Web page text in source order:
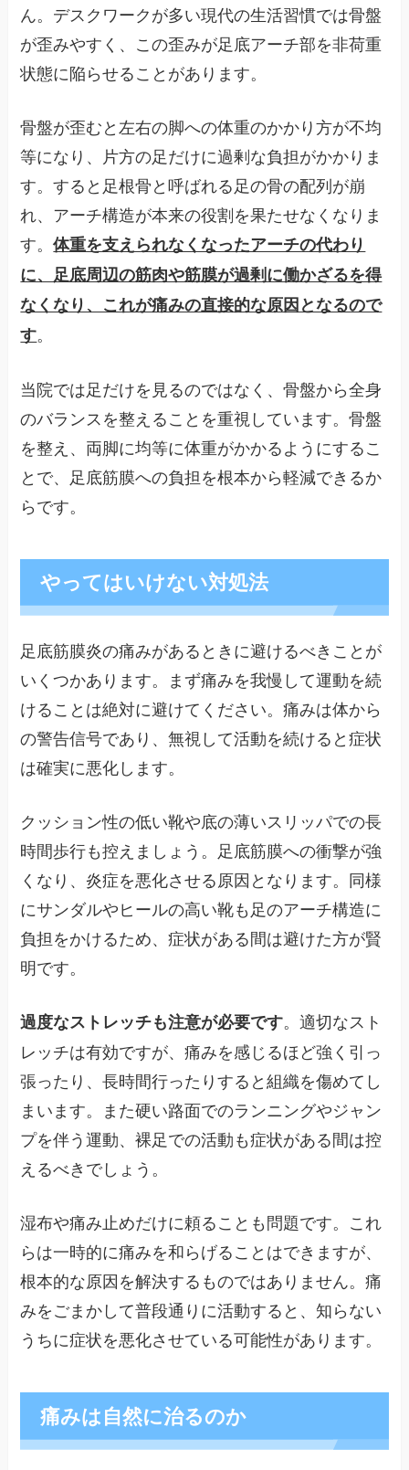
ん。デスクワークが多い現代の生活習慣では骨盤
が歪みやすく、この歪みが足底アーチ部を非荷重
状態に陥らせることがあります。
骨盤が歪むと左右の脚への体重のかかり方が不均
等になり、片方の足だけに過剰な負担がかかりま
す。すると足根骨と呼ばれる足の骨の配列が崩
れ、アーチ構造が本来の役割を果たせなくなりま
す。体重を支えられなくなったアーチの代わり
に、足底周辺の筋肉や筋膜が過剰に働かざるを得
なくなり、これが痛みの直接的な原因となるので
す。
当院では足だけを見るのではなく、骨盤から全身
のバランスを整えることを重視しています。骨盤
を整え、両脚に均等に体重がかかるようにするこ
とで、足底筋膜への負担を根本から軽減できるか
らです。
やってはいけない対処法
足底筋膜炎の痛みがあるときに避けるべきことが
いくつかあります。まず痛みを我慢して運動を続
けることは絶対に避けてください。痛みは体から
の警告信号であり、無視して活動を続けると症状
は確実に悪化します。
クッション性の低い靴や底の薄いスリッパでの長
時間歩行も控えましょう。足底筋膜への衝撃が強
くなり、炎症を悪化させる原因となります。同様
にサンダルやヒールの高い靴も足のアーチ構造に
負担をかけるため、症状がある間は避けた方が賢
明です。
過度なストレッチも注意が必要です。適切なスト
レッチは有効ですが、痛みを感じるほど強く引っ
張ったり、長時間行ったりすると組織を傷めてし
まいます。また硬い路面でのランニングやジャン
プを伴う運動、裸足での活動も症状がある間は控
えるべきでしょう。
湿布や痛み止めだけに頼ることも問題です。これ
らは一時的に痛みを和らげることはできますが、
根本的な原因を解決するものではありません。痛
みをごまかして普段通りに活動すると、知らない
うちに症状を悪化させている可能性があります。
痛みは自然に治るのか